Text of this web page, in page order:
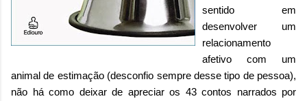
sentido em
desenvolver um
relacionamento
afetivo com um
animal de estimação (desconfio sempre desse tipo de pessoa),
não há como deixar de apreciar os 43 contos narrados por